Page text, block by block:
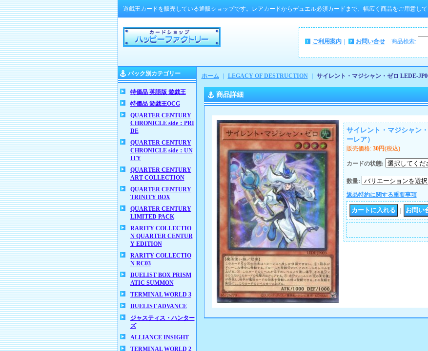
遊戯王カードを販売している通販ショップです。レアカードからデュエル必須カードまで、幅広く商品をご用意して
ご利用案内｜ お問い合せ 商品検索:
パック別カテゴリー
特価品 英語版 遊戯王
特価品 遊戯王OCG
QUARTER CENTURY
CHRONICLE side：PRI
DE
QUARTER CENTURY
CHRONICLE side：UN
ITY
QUARTER CENTURY
ART COLLECTION
QUARTER CENTURY
TRINITY BOX
QUARTER CENTURY
LIMITED PACK
RARITY COLLECTIO
N QUARTER CENTUR
Y EDITION
RARITY COLLECTIO
N RC03
DUELIST BOX PRISM
ATIC SUMMON
TERMINAL WORLD 3
DUELIST ADVANCE
ジャスティス・ハンター
ズ
ALLIANCE INSIGHT
TERMINAL WORLD 2
ホーム｜ LEGACY OF DESTRUCTION｜ サイレント・マジシャン・ゼロ LEDE-
商品詳細
サイレント・マジシャン
ーレア）
販売価格: 30円(税込)
カードの状態:
数量:
返品特約に関する重要事項